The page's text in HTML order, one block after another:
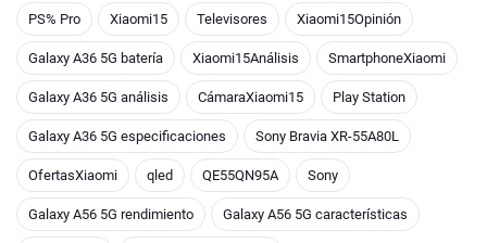
PS% Pro Xiaomi15 Televisores Xiaomi15Opinión
Galaxy A36 5G batería Xiaomi15Análisis SmartphoneXiaomi
Galaxy A36 5G análisis CámaraXiaomi15 Play Station
Galaxy A36 5G especificaciones Sony Bravia XR-55A80L
OfertasXiaomi qled QE55QN95A Sony
Galaxy A56 5G rendimiento Galaxy A56 5G características